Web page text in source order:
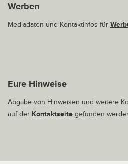
Werben
Mediadaten und Kontaktinfos für
Eure Hinweise
Abgabe von Hinweisen und weitere
auf der Kontaktseite gefunden